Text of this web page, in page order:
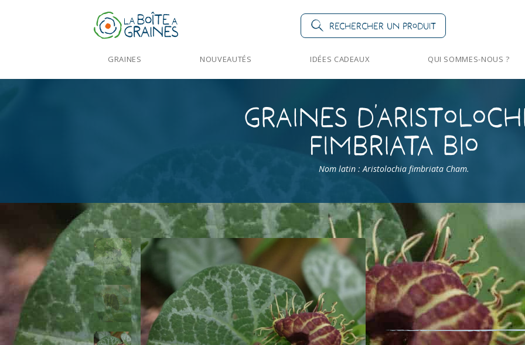
Rechercher un produit
GRAINES NOUVEAUTÉS IDÉES CADEAUX QUI SOMMES-NOUS ?
Graines
fimbriata Bio
Nom latin : Aristolochia fimbriata Cham.
Accueil > Produits > Graines Fleurs > Aristolochia fimbriata Bio
Aristolochia
Nom latin : Aristolochia fimbriata
Plante toxique